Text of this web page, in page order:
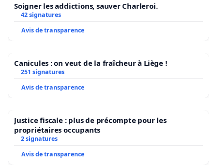
Soigner les addictions, sauver Charleroi.
42 signatures
Avis de transparence
Canicules : on veut de la fraîcheur à Liège !
251 signatures
Avis de transparence
Justice fiscale : plus de précompte pour les
propriétaires occupants
2 signatures
Avis de transparence